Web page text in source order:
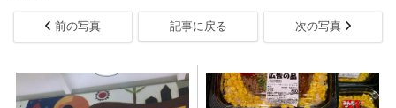
前の写真 記事に戻る 次の写真